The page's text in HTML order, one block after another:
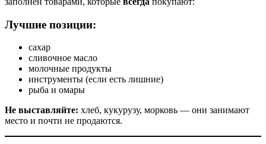
Лучшие позиции:
сахар
сливочное масло
молочные продукты
инструменты (если есть лишние)
рыба и омары
Не выставляйте: хлеб, кукурузу, морковь — они занимают
место и почти не продаются.